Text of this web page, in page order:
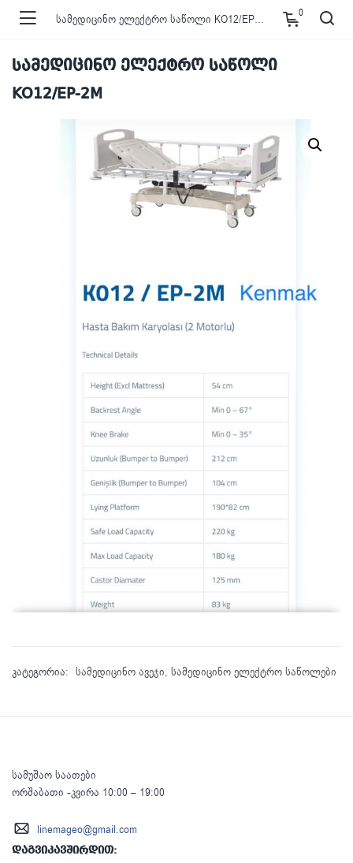
სამედიცინო ელექტრო საწოლი KO12/EP-2M 0
სამედიცინო ელექტრო საწოლი
KO12/EP-2M
კატეგორია: სამედიცინო ავეჯი, სამედიცინო ელექტრო საწოლები
სამუშაო საათები
ორშაბათი -კვირა 10:00 – 19:00
linemageo@gmail.com
დაგვიკავშირდით: